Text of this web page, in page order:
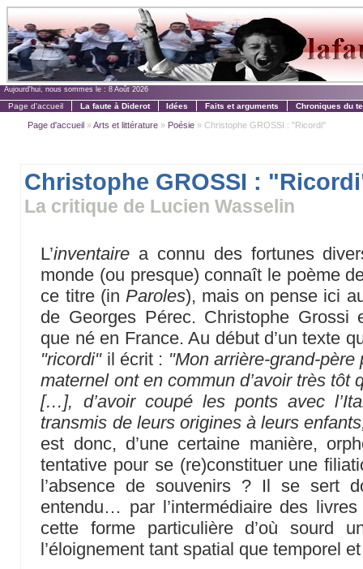
Aujourd'hui, nous sommes le : 8 Août 2026
Page d'accueil La faute à Diderot Idées Faits et arguments Chroniques du
Page d'accueil »Arts et littérature » Poésie » Christophe GROSSI : "Ricordi"
Christophe GROSSI :
La critique de Lucien Wasselin
L’inventaire a connu des fortunes
monde (ou presque) connaît le poème
ce titre (in Paroles), mais on pense ici
de Georges Pérec. Christophe Grossi
que né en France. Au début d’un texte
"ricordi"il écrit : "Mon arrière-grand-
maternel ont en commun d’avoir très tôt
[…], d’avoir coupé les ponts avec
transmis de leurs origines à leurs
est donc, d’une certaine manière,
tentative pour se (re)constituer une
l’absence de souvenirs ? Il se sert
entendu… par l’intermédiaire des
cette forme particulière d’où sourd
l’éloignement tant spatial que temporel